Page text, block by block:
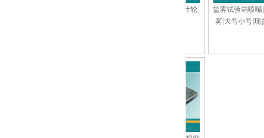
盐雾试验箱喷嘴|玻璃喷
雾|大号小号|现货供应